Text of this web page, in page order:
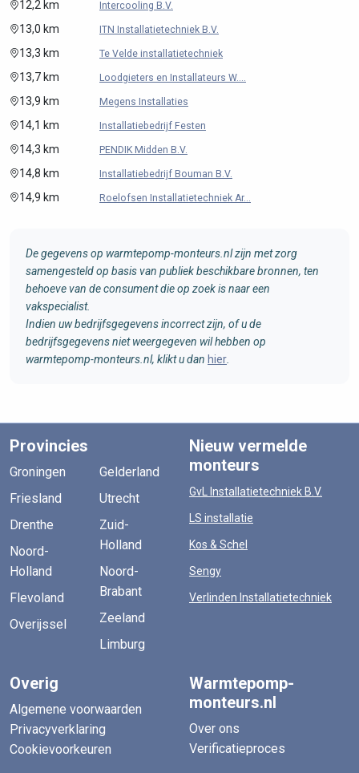
12,2 km Intercooling B.V.
13,0 km ITN Installatietechniek B.V.
13,3 km Te Velde installatietechniek
13,7 km Loodgieters en Installateurs W....
13,9 km Megens Installaties
14,1 km Installatiebedrijf Festen
14,3 km PENDIK Midden B.V.
14,8 km Installatiebedrijf Bouman B.V.
14,9 km Roelofsen Installatietechniek Ar...
De gegevens op warmtepomp-monteurs.nl zijn met zorg
samengesteld op basis van publiek beschikbare bronnen, ten
behoeve van de consument die op zoek is naar een
vakspecialist.
Indien uw bedrijfsgegevens incorrect zijn, of u de
bedrijfsgegevens niet weergegeven wil hebben op
warmtepomp-monteurs.nl, klikt u dan hier
Provincies
Groningen
Friesland
Drenthe
Noord-
Holland
Flevoland
Overijssel
Gelderland
Utrecht
Zuid-
Holland
Noord-
Brabant
Zeeland
Limburg
Nieuw vermelde
monteurs
GvL Installatietechniek B.V.
LS installatie
Kos & Schel
Sengy
Verlinden Installatietechniek
Overig
Algemene voorwaarden
Privacyverklaring
Cookievoorkeuren
Warmtepomp-
monteurs.nl
Over ons
Verificatieproces